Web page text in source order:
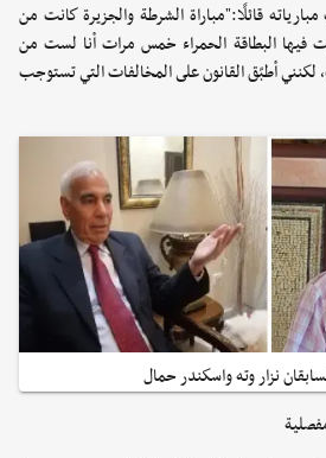
قائلًا:"مباراة الشرطة والجزيرة كانت من
فيها البطاقة الحمراء خمس مرات أنا لست من
أطبّق القانون على المخالفات التي تستوجب
نزار وته واسكندر حمال